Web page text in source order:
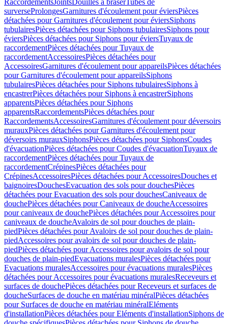
RaccordementsJointsDouilles à braserTubes de
surverseProlongesGarnitures d'écoulement pour éviersPièces
détachées pour Garnitures d'écoulement pour éviersSiphons
tubulairesPièces détachées pour Siphons tubulairesSiphons pour
éviersPièces détachées pour Siphons pour éviersTuyaux de
raccordementPièces détachées pour Tuyaux de
raccordementAccessoiresPièces détachées pour
AccessoiresGarnitures d'écoulement pour appareilsPièces détachées
pour Garnitures d'écoulement pour appareilsSiphons
tubulairesPièces détachées pour Siphons tubulairesSiphons à
encastrerPièces détachées pour Siphons à encastrerSiphons
apparentsPièces détachées pour Siphons
apparentsRaccordementsPièces détachées pour
RaccordementsAccessoiresGarnitures d'écoulement pour déversoirs
murauxPièces détachées pour Garnitures d'écoulement pour
déversoirs murauxSiphonsPièces détachées pour SiphonsCoudes
d'évacuationPièces détachées pour Coudes d'évacuationTuyaux de
raccordementPièces détachées pour Tuyaux de
raccordementCrépinesPièces détachées pour
CrépinesAccessoiresPièces détachées pour AccessoiresDouches et
baignoiresDouchesEvacuation des sols pour douchesPièces
détachées pour Evacuation des sols pour douchesCaniveaux de
douchePièces détachées pour Caniveaux de doucheAccessoires
pour caniveaux de douchePièces détachées pour Accessoires pour
caniveaux de doucheAvaloirs de sol pour douches de plain-
piedPièces détachées pour Avaloirs de sol pour douches de plain-
piedAccessoires pour avaloirs de sol pour douches de plain-
piedPièces détachées pour Accessoires pour avaloirs de sol pour
douches de plain-piedEvacuations muralesPièces détachées pour
Evacuations muralesAccessoires pour évacuations muralesPièces
détachées pour Accessoires pour évacuations muralesReceveurs et
surfaces de douchePièces détachées pour Receveurs et surfaces de
doucheSurfaces de douche en matériau minéralPièces détachées
pour Surfaces de douche en matériau minéralEléments
d'installationPièces détachées pour Eléments d'installationSiphons de